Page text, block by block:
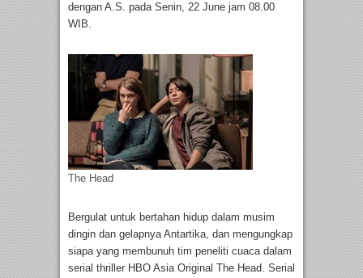
dengan A.S. pada Senin, 22 June jam 08.00
WIB.
The Head
Bergulat untuk bertahan hidup dalam musim
dingin dan gelapnya Antartika, dan mengungkap
siapa yang membunuh tim peneliti cuaca dalam
serial thriller HBO Asia Original The Head. Serial